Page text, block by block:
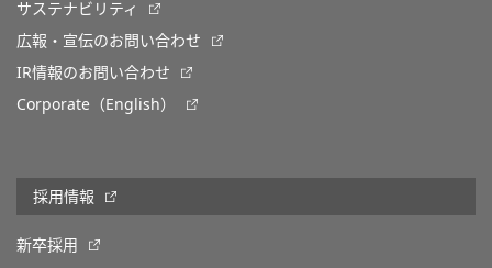
サステナビリティ
広報・宣伝のお問い合わせ
IR情報のお問い合わせ
Corporate（English）
採用情報
新卒採用